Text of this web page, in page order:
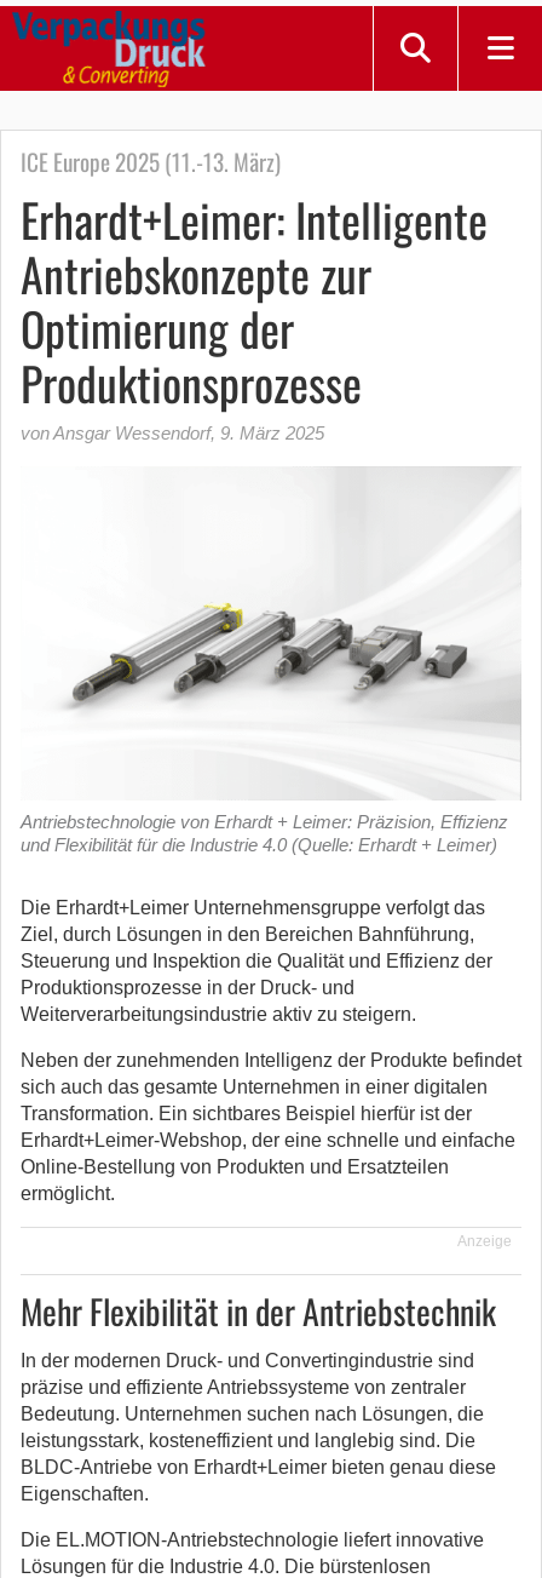
ICE Europe 2025 (11.-13. März)
Erhardt+Leimer: Intelligente
Antriebskonzepte zur
Optimierung der
Produktionsprozesse
von Ansgar Wessendorf, 9. März 2025
Antriebstechnologie von Erhardt + Leimer: Präzision, Effizienz
und Flexibilität für die Industrie 4.0 (Quelle: Erhardt + Leimer)
Die Erhardt+Leimer Unternehmensgruppe verfolgt das
Ziel, durch Lösungen in den Bereichen Bahnführung,
Steuerung und Inspektion die Qualität und Effizienz der
Produktionsprozesse in der Druck- und
Weiterverarbeitungsindustrie aktiv zu steigern.
Neben der zunehmenden Intelligenz der Produkte befindet
sich auch das gesamte Unternehmen in einer digitalen
Transformation. Ein sichtbares Beispiel hierfür ist der
Erhardt+Leimer-Webshop, der eine schnelle und einfache
Online-Bestellung von Produkten und Ersatzteilen
ermöglicht.
Anzeige
Mehr Flexibilität in der Antriebstechnik
In der modernen Druck- und Convertingindustrie sind
präzise und effiziente Antriebssysteme von zentraler
Bedeutung. Unternehmen suchen nach Lösungen, die
leistungsstark, kosteneffizient und langlebig sind. Die
BLDC-Antriebe von Erhardt+Leimer bieten genau diese
Eigenschaften.
Die EL.MOTION-Antriebstechnologie liefert innovative
Lösungen für die Industrie 4.0. Die bürstenlosen